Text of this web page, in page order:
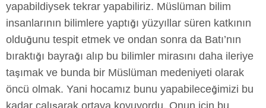
yapabildiysek tekrar yapabiliriz. Müslüman bilim
insanlarının bilimlere yaptığı yüzyıllar süren katkının
olduğunu tespit etmek ve ondan sonra da Batı’nın
bıraktığı bayrağı alıp bu bilimler mirasını daha ileriye
taşımak ve bunda bir Müslüman medeniyeti olarak
öncü olmak. Yani hocamız bunu yapabileceğimizi bu
kadar çalışarak ortaya koyuyordu. Onun için bu